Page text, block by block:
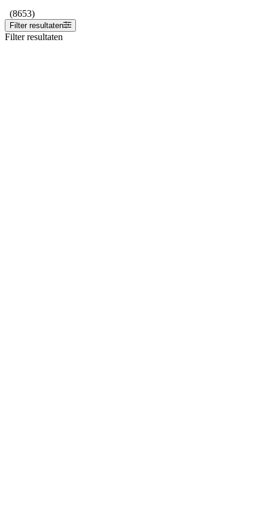
(8653)
Filter resultaten
Filter resultaten